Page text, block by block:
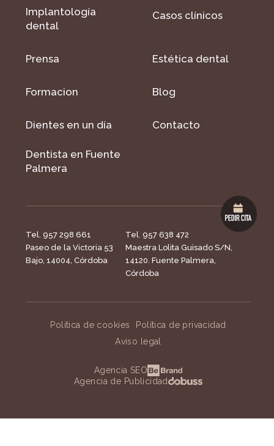
Implantología
dental
Casos clínicos
Prensa Estética dental
Formacion Blog
Dientes en un día Contacto
Dentista en Fuente
Palmera
Tel. 957 298 661
Paseo de la Victoria 53
Bajo, 14004, Córdoba
Tel. 957 638 472
Maestra Lolita Guisado S/N,
14120. Fuente Palmera,
Córdoba
Política de cookies
Política de privacidad
Aviso legal
Agencia SEO
Agencia de Publicidad